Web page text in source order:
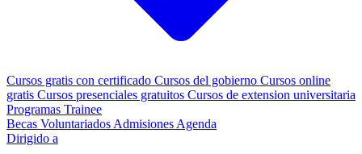
Cursos gratis con certificado Cursos del gobierno Cursos online
gratis Cursos presenciales gratuitos Cursos de extension universitaria
Programas Trainee
Becas Voluntariados Admisiones Agenda
Dirigido a